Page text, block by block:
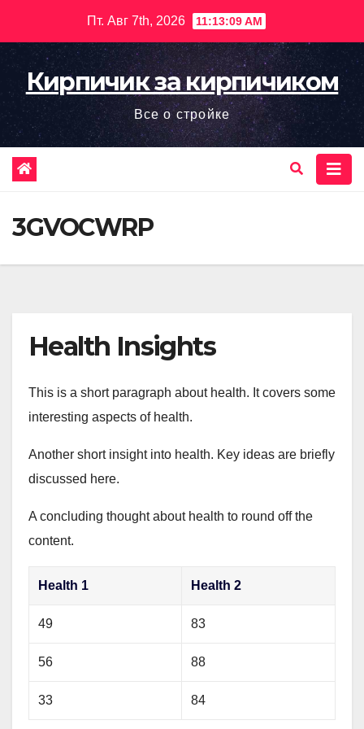
содержимому
Пт. Авг 7th, 2026 11:13:10 AM
Кирпичик за кирпичиком
Все о стройке
3GVOCWRP
Health Insights
This is a short paragraph about health. It covers some
interesting aspects of health.
Another short insight into health. Key ideas are briefly
discussed here.
A concluding thought about health to round off the
content.
Health 1 Health 2
49 83
56 88
33 84